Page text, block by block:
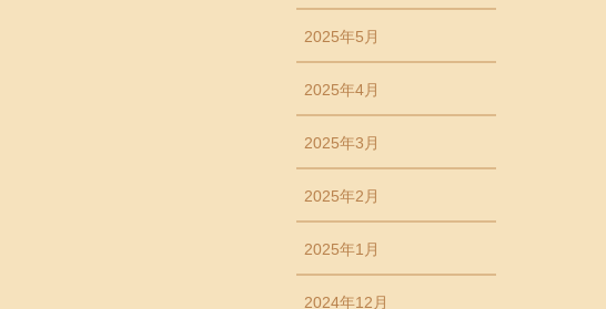
2025年5月
2025年4月
2025年3月
2025年2月
2025年1月
2024年12月